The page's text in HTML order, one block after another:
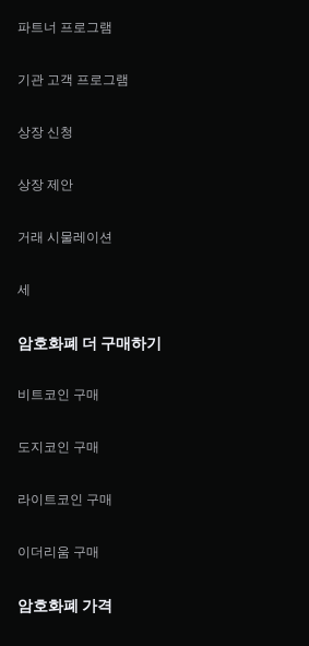
파트너 프로그램
기관 고객 프로그램
상장 신청
상장 제안
거래 시물레이션
세
암호화폐 더 구매하기
비트코인 구매
도지코인 구매
라이트코인 구매
이더리움 구매
암호화폐 가격